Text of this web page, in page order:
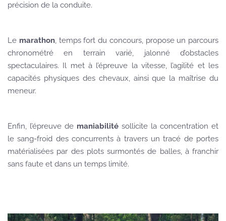
précision de la conduite.
Le marathon, temps fort du concours, propose un parcours
chronométré en terrain varié, jalonné d’obstacles
spectaculaires. Il met à l’épreuve la vitesse, l’agilité et les
capacités physiques des chevaux, ainsi que la maîtrise du
meneur.
Enfin, l’épreuve de maniabilité sollicite la concentration et
le sang-froid des concurrents à travers un tracé de portes
matérialisées par des plots surmontés de balles, à franchir
sans faute et dans un temps limité.